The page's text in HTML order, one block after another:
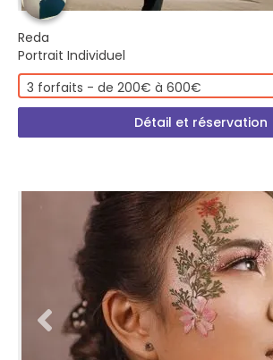
Reda
Portrait Individuel
3 forfaits - de 200€ à 600€
Détail et réservation